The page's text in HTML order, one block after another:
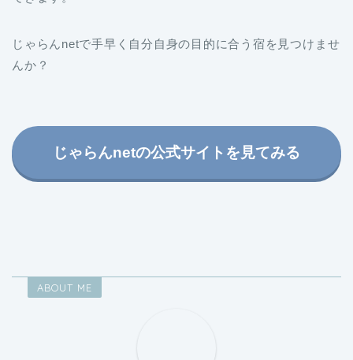
じゃらんnetで手早く自分自身の目的に合う宿を見つけませ
んか？
じゃらんnetの公式サイトを見てみる
ABOUT ME